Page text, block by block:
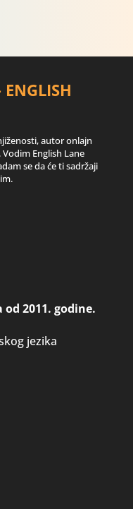
autor onlajn
English Lane
se da će ti sadržaji
od 2011. godine.
jezika